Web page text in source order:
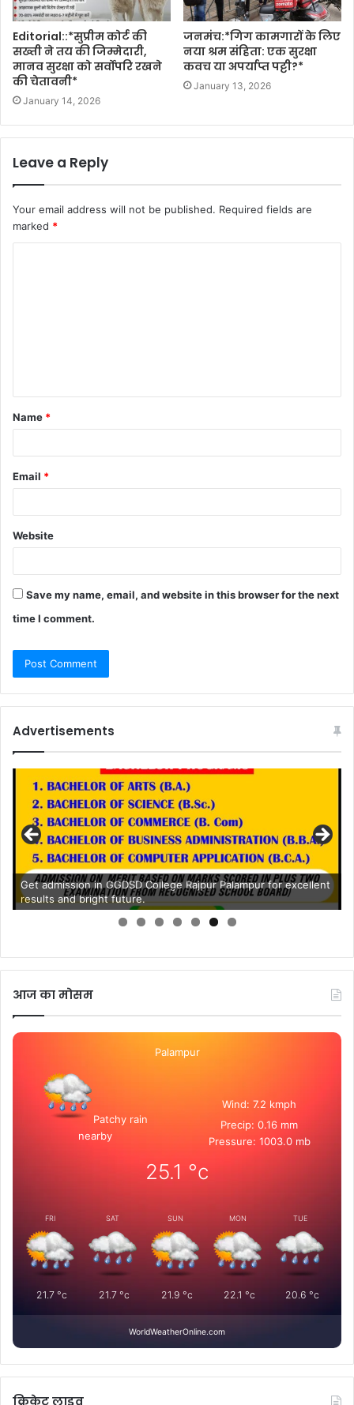
Editorial::*सुप्रीम कोर्ट की
सख्ती ने तय की जिम्मेदारी,
मानव सुरक्षा को सर्वोपरि रखने
की चेतावनी*
January 14, 2026
जनमंच:*गिग कामगारों के लिए
नया श्रम संहिता: एक सुरक्षा
कवच या अपर्याप्त पट्टी?*
January 13, 2026
Leave a Reply
Your email address will not be published. Required fields are
marked *
Name *
Email *
Website
Save my name, email, and website in this browser for the next
time I comment.
Advertisements
Get admission in GGDSD College Rajpur Palampur for excellent
results and bright future.
आज का मोसम
Palampur
Patchy rain
nearby
Wind: 7.2 kmph
Precip: 0.16 mm
Pressure: 1003.0 mb
25.1 °c
FRI
21.7 °c
SAT
21.7 °c
SUN
21.9 °c
MON
22.1 °c
TUE
20.6 °c
WorldWeatherOnline.com
क्रिकेट लाइव